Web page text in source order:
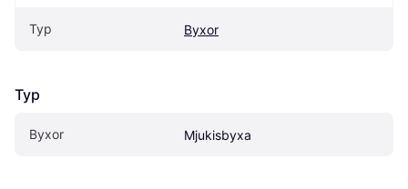
Typ Byxor
Typ
Byxor Mjukisbyxa